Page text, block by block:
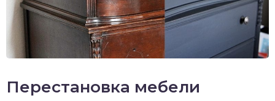
Перестановка мебели